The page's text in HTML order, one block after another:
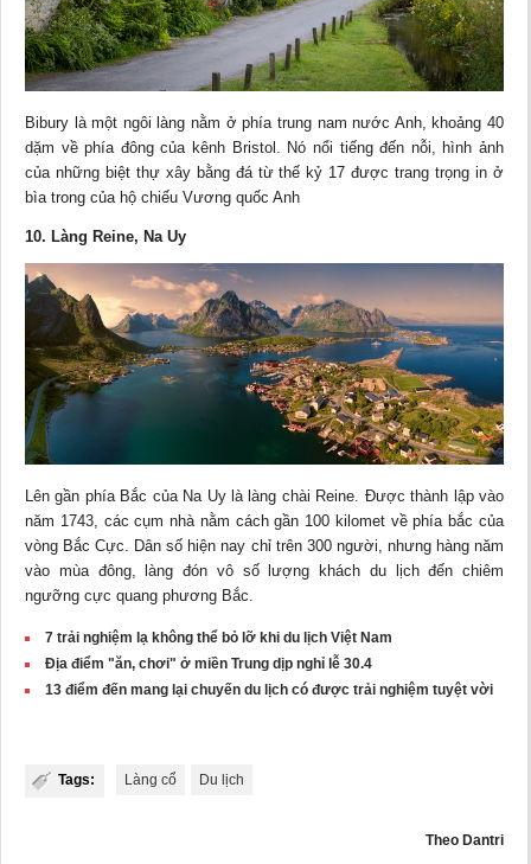
Bibury là một ngôi làng nằm ở phía trung nam nước Anh, khoảng 40
dặm về phía đông của kênh Bristol. Nó nổi tiếng đến nỗi, hình ảnh
của những biệt thự xây bằng đá từ thế kỷ 17 được trang trọng in ở
bìa trong của hộ chiếu Vương quốc Anh
10. Làng Reine, Na Uy
Lên gần phía Bắc của Na Uy là làng chài Reine. Được thành lập vào
năm 1743, các cụm nhà nằm cách gần 100 kilomet về phía bắc của
vòng Bắc Cực. Dân số hiện nay chỉ trên 300 người, nhưng hàng năm
vào mùa đông, làng đón vô số lượng khách du lịch đến chiêm
ngưỡng cực quang phương Bắc.
7 trải nghiệm lạ không thể bỏ lỡ khi du lịch Việt Nam
Địa điểm "ăn, chơi" ở miền Trung dịp nghỉ lễ 30.4
13 điểm đến mang lại chuyến du lịch có được trải nghiệm tuyệt vời
Tags: Làng cổ Du lịch
Theo Dantri